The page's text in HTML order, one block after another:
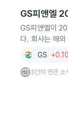
GS피앤엘
GS피앤엘이
다. 회사는 해
GS
3건의 연관 소